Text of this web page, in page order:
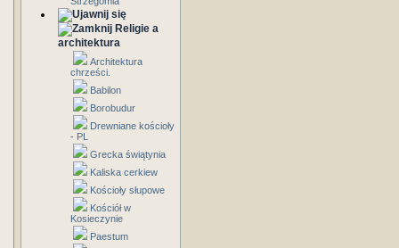
Religie a
architektura
Architektura
chrześci.
Babilon
Borobudur
Drewniane kościoły
- PL
Grecka świątynia
Kaliska cerkiew
Kościoły słupowe
Kościół w
Kosieczynie
Paestum